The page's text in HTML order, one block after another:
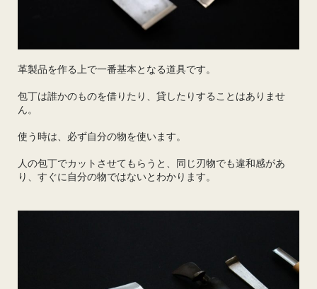
革製品を作る上で一番基本となる道具です。
包丁は誰かのものを借りたり、貸したりすることはありませ
ん。
使う時は、必ず自分の物を使います。
人の包丁でカットさせてもらうと、同じ刃物でも違和感があ
り、すぐに自分の物ではないとわかります。